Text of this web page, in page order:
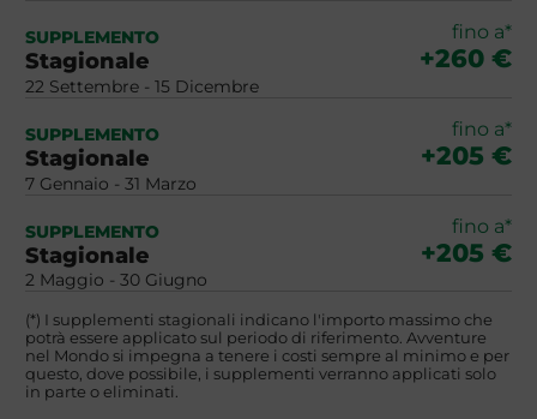
SUPPLEMENTO
Stagionale
22 Settembre - 15 Dicembre
fino a*
+260 €
SUPPLEMENTO
Stagionale
7 Gennaio - 31 Marzo
fino a*
+205 €
SUPPLEMENTO
Stagionale
2 Maggio - 30 Giugno
fino a*
+205 €
(*) I supplementi stagionali indicano l'importo massimo che
potrà essere applicato sul periodo di riferimento. Avventure
nel Mondo si impegna a tenere i costi sempre al minimo e per
questo, dove possibile, i supplementi verranno applicati solo
in parte o eliminati.